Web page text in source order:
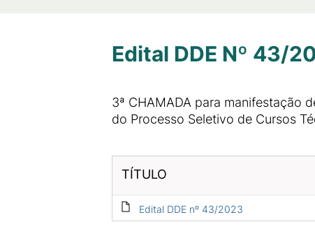
Edital DDE Nº 43/
3ª CHAMADA para manifestação
do Processo Seletivo de Cursos
TÍTULO
Edital DDE nº 43/2023